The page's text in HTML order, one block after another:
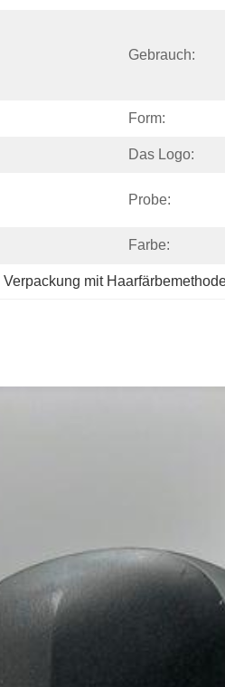
Gebrauch:
Form:
Das Logo:
Probe:
Farbe:
Verpackung mit